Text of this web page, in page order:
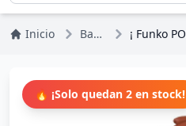
Inicio Bambi
🔥 ¡Solo quedan 2 en stock!